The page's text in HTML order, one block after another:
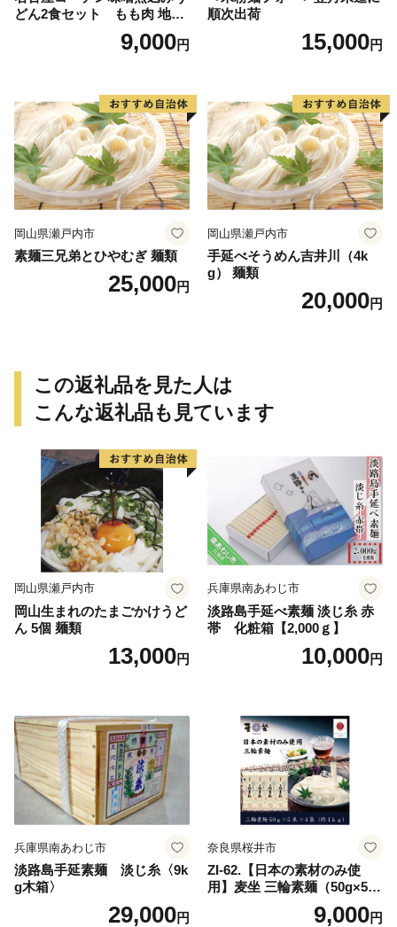
どん2食セット もも肉 地鶏
9,000円
順次出荷
15,000円
岡山県瀬戸内市
素麺三兄弟とひやむぎ 麺類
25,000円
岡山県瀬戸内市
手延べそうめん吉井川（4k
g） 麺類
20,000円
この返礼品を見た人は
こんな返礼品も見ています
岡山県瀬戸内市
岡山生まれのたまごかけうど
ん 5個 麺類
13,000円
兵庫県南あわじ市
淡路島手延べ素麺 淡じ糸 赤
帯 化粧箱【2,000ｇ】
10,000円
兵庫県南あわじ市
淡路島手延素麺 淡じ糸〈9k
g木箱〉
29,000円
奈良県桜井市
ZI-62.【日本の素材のみ使
用】麦坐 三輪素麺（50g×5束
9,000円